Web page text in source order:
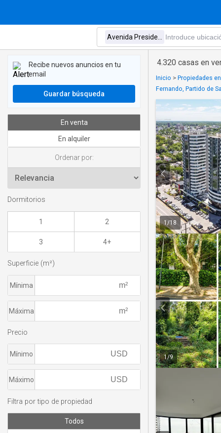
4.320 casas en
Inicio > Propiedades
Fernando, Partido de
1/18
1/9
Recibe nuevos anuncios en tu
email
Guardar búsqueda
En venta
En alquiler
Ordenar por:
Dormitorios
1 2
3 4+
Superficie (m²)
Mínima
Máxima
Precio
Mínimo
Máximo
Filtra por tipo de propiedad
Todos